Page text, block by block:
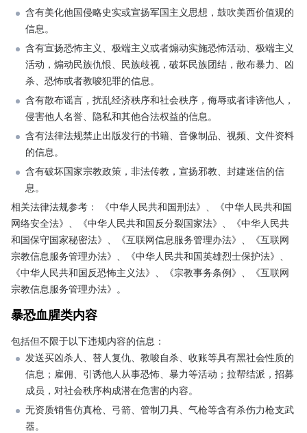
含有美化他国侵略史实或宣扬军国主义思想，鼓吹美西价值观的
信息。
含有宣扬恐怖主义、极端主义或者煽动实施恐怖活动、极端主义
活动，煽动民族仇恨、民族歧视，破坏民族团结，散布暴力、凶
杀、恐怖或者教唆犯罪的信息。
含有散布谣言，扰乱经济秩序和社会秩序，侮辱或者诽谤他人，
侵害他人名誉、隐私和其他合法权益的信息。
含有法律法规禁止出版发行的书籍、音像制品、视频、文件资料
的信息。
含有破坏国家宗教政策，非法传教，宣扬邪教、封建迷信的信
息。
相关法律法规参考： 《中华人民共和国刑法》、《中华人民共和国
网络安全法》、《中华人民共和国反分裂国家法》、《中华人民共
和国保守国家秘密法》、《互联网信息服务管理办法》、《互联网
宗教信息服务管理办法》、《中华人民共和国英雄烈士保护法》、
《中华人民共和国反恐怖主义法》、《宗教事务条例》、《互联网
宗教信息服务管理办法》。
暴恐血腥类内容
包括但不限于以下违规内容的信息：
发送买凶杀人、替人复仇、教唆自杀、收账等具有黑社会性质的
信息；雇佣、引诱他人从事恐怖、暴力等活动；拉帮结派，招募
成员，对社会秩序构成潜在危害的内容。
无资质销售仿真枪、弓箭、管制刀具、气枪等含有杀伤力枪支武
器。